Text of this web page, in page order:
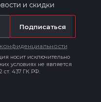
и скидки
Подписаться
носит исключительно
условиях не является
ст. 437 ГК РФ.